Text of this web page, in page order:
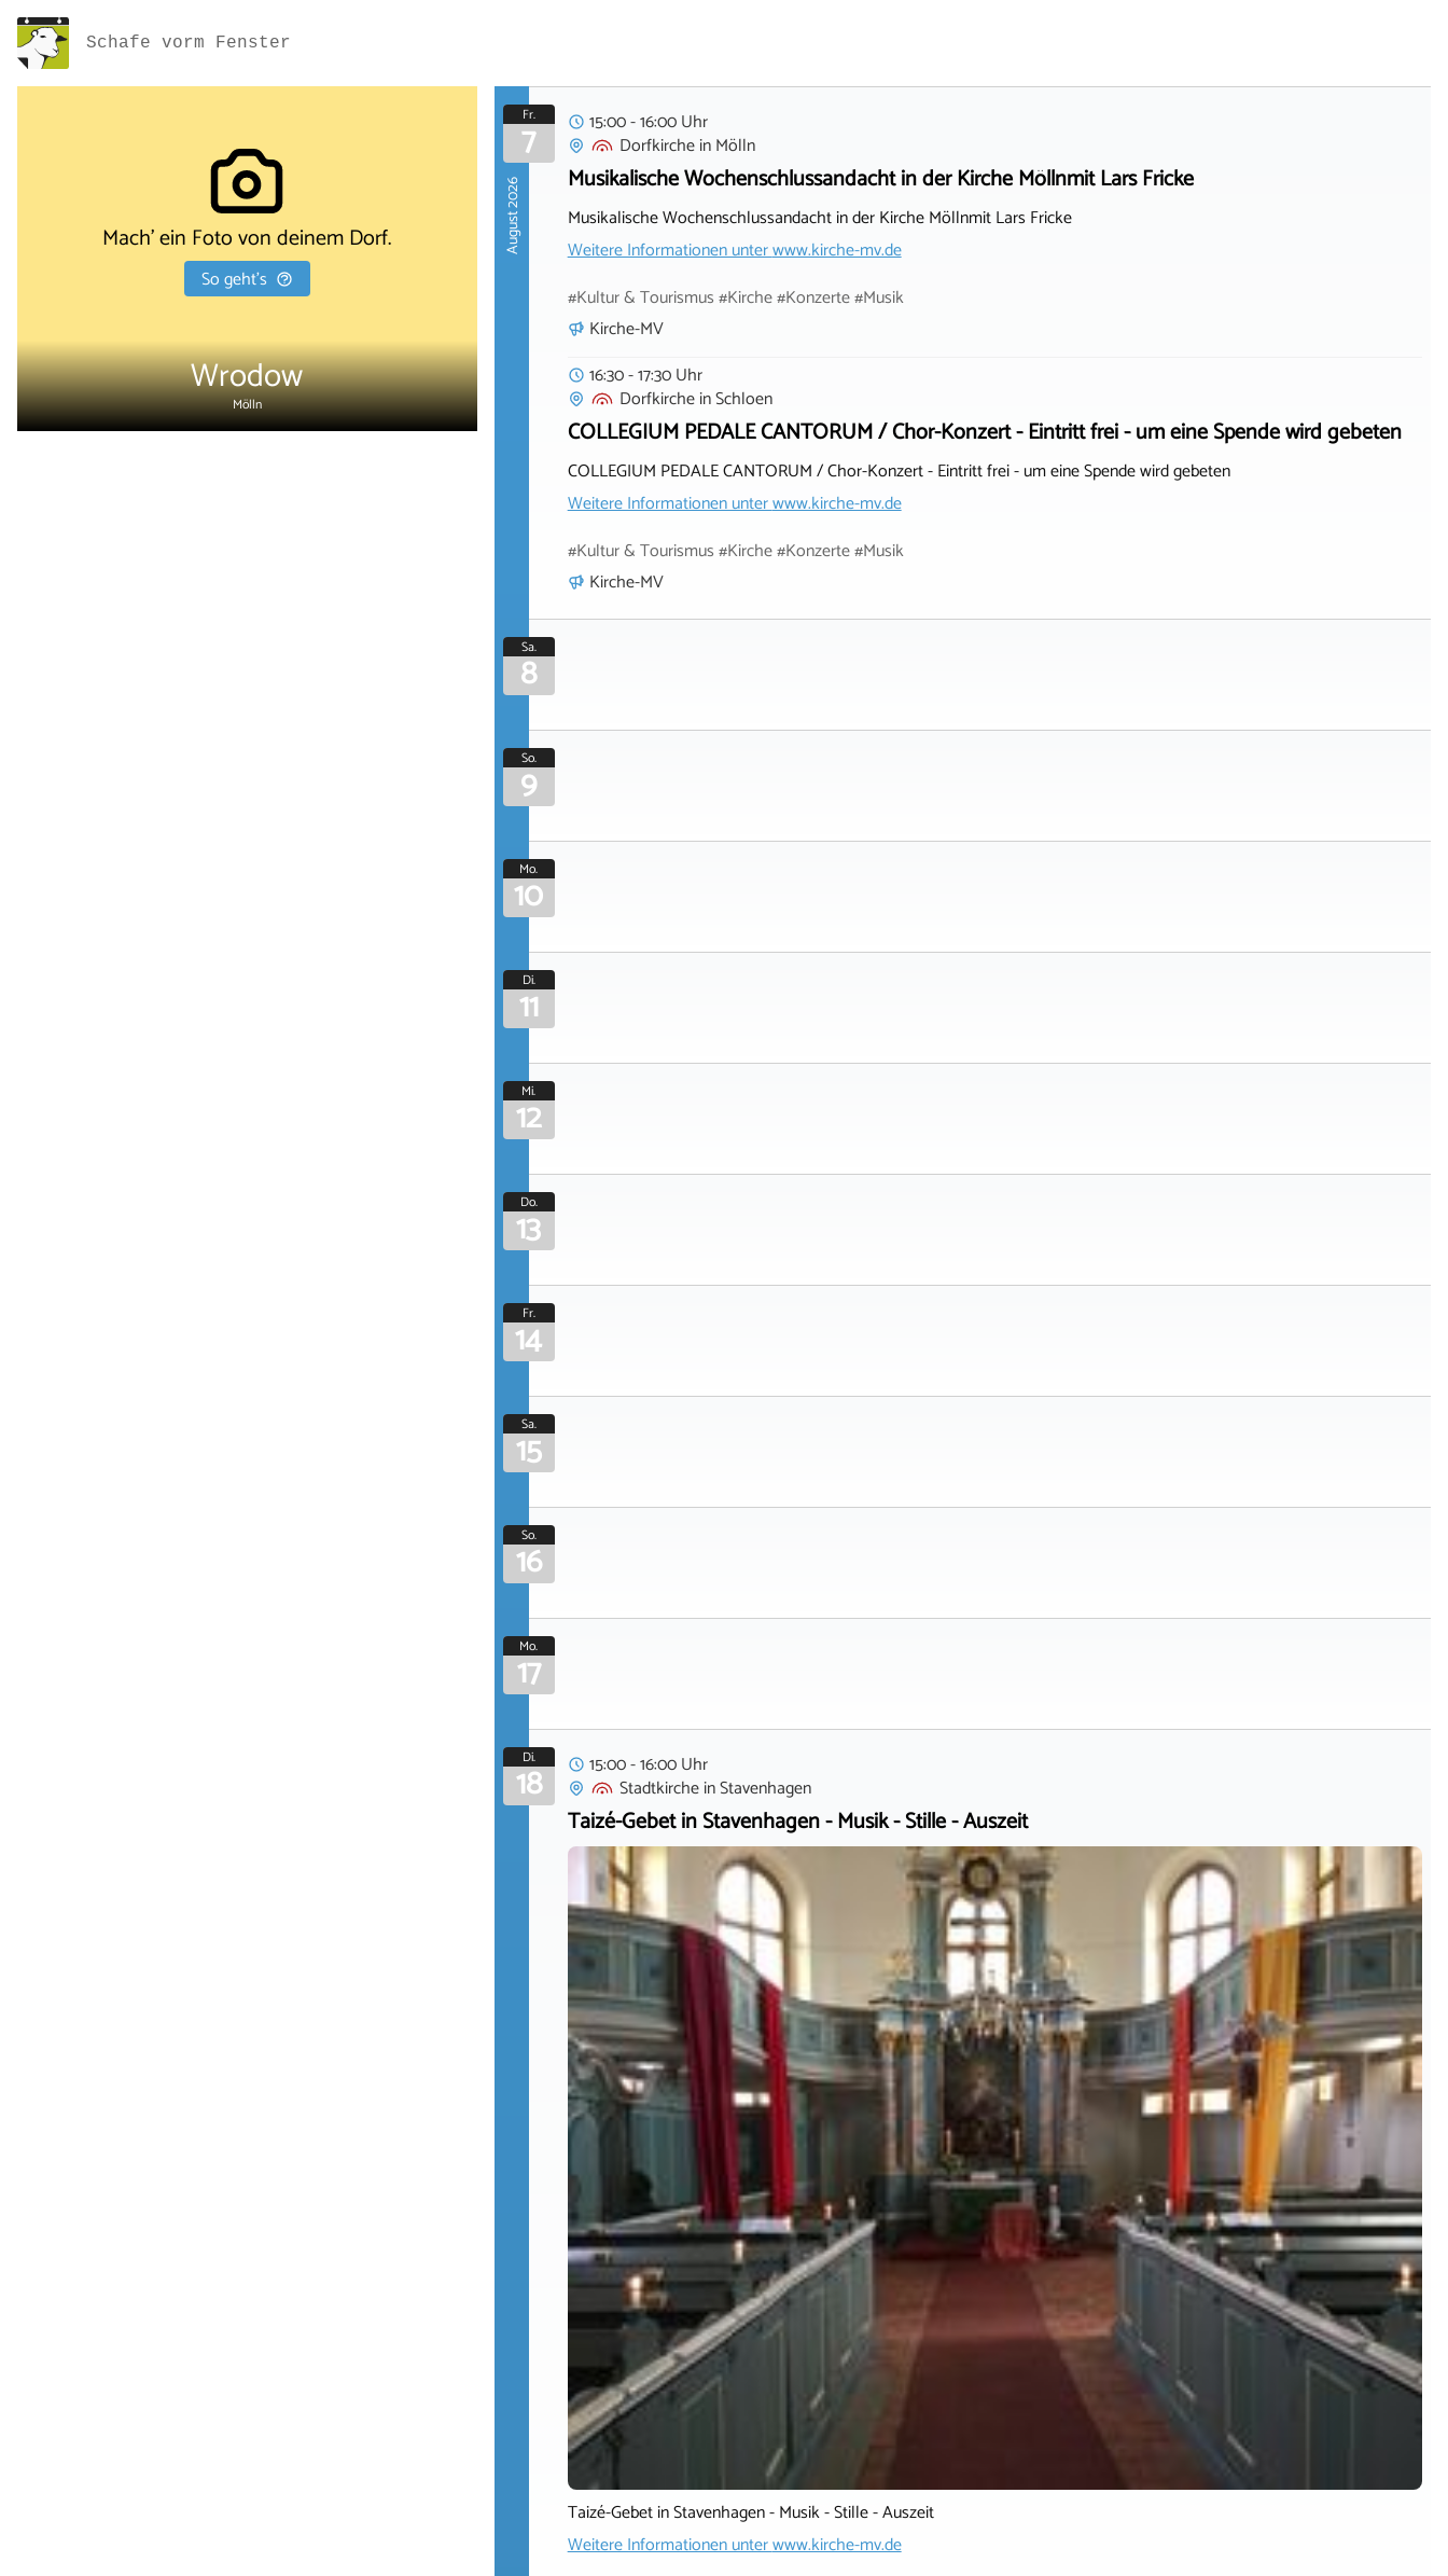
Schafe vorm Fenster
Mach' ein Foto von deinem Dorf.
So geht's
Wrodow
Mölln
August 2026
Fr.
7
15:00 - 16:00 Uhr
DorfkircheinMölln
Musikalische Wochenschlussandacht in der Kirche Möllnmit Lars Fricke
Musikalische Wochenschlussandacht in der Kirche Möllnmit Lars Fricke
Weitere Informationen unterwww.kirche-mv.de
#Kultur & Tourismus #Kirche #Konzerte #Musik
Kirche-MV
16:30 - 17:30 Uhr
DorfkircheinSchloen
COLLEGIUM PEDALE CANTORUM / Chor-Konzert - Eintritt frei - um eine Spende wird gebeten
COLLEGIUM PEDALE CANTORUM / Chor-Konzert - Eintritt frei - um eine Spende wird gebeten
Weitere Informationen unterwww.kirche-mv.de
#Kultur & Tourismus #Kirche #Konzerte #Musik
Kirche-MV
Sa.
8
So.
9
Mo.
10
Di.
11
Mi.
12
Do.
13
Fr.
14
Sa.
15
So.
16
Mo.
17
Di.
18
15:00 - 16:00 Uhr
StadtkircheinStavenhagen
Taizé-Gebet in Stavenhagen - Musik - Stille - Auszeit
Taizé-Gebet in Stavenhagen - Musik - Stille - Auszeit
Weitere Informationen unterwww.kirche-mv.de